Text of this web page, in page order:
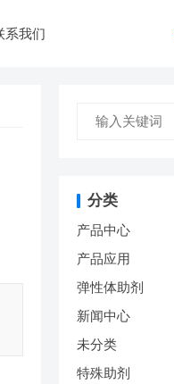
系我们
分类
产品中心
产品应用
弹性体助剂
新闻中心
未分类
特殊助剂